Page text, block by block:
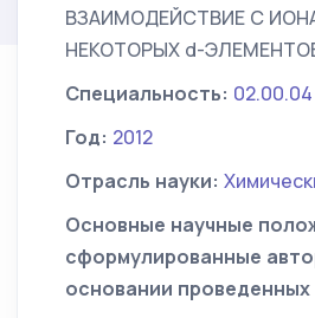
ВЗАИМОДЕЙСТВИЕ С
НЕКОТОРЫХ d-
Специальность: 02.00.04
Год: 2012
Отрасль науки:
Основные научные
сформулированные
основании